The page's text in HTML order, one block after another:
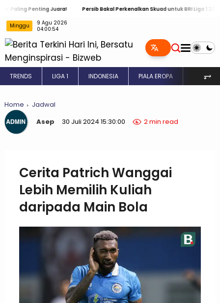
Penting Juara! Persib Bakal Perkenalkan Skuad untuk BRI Liga 1 2024 / 2025
Minggu
9 Agu 2026
04:00:55
TRENDS LIGA 1 INDONESIA PIALA EROPA INGGRIS
⥅
Home
Jadwal
Asep
30 Juli 2024 15:30:00 2 min read
Cerita Patrich Wanggai
Lebih Memilih Kuliah
daripada Main Bola